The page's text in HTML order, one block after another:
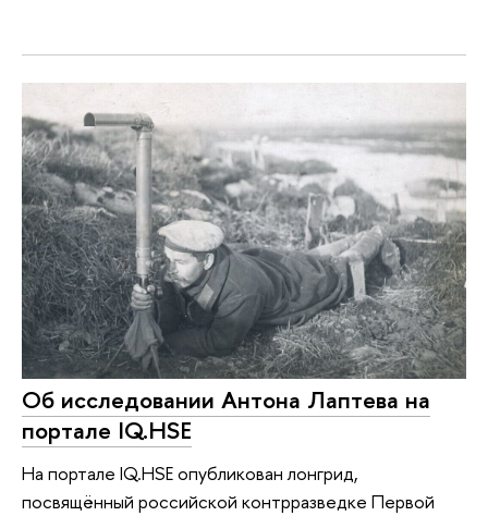
Об исследовании Антона Лаптева на
портале IQ.HSE
На портале IQ.HSE опубликован лонгрид,
посвящённый российской контрразведке Первой